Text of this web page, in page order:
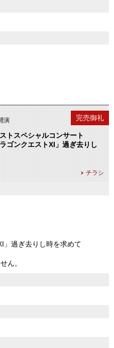
演
トスペシャルコンサート
ゴンクエストXI」過ぎ去りし
チラシ
公演終了
完売御礼
過ぎ去りし時を求めて
ん。